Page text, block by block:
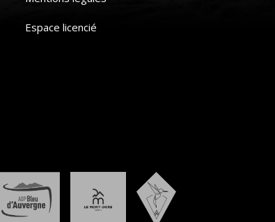
Espace licencié